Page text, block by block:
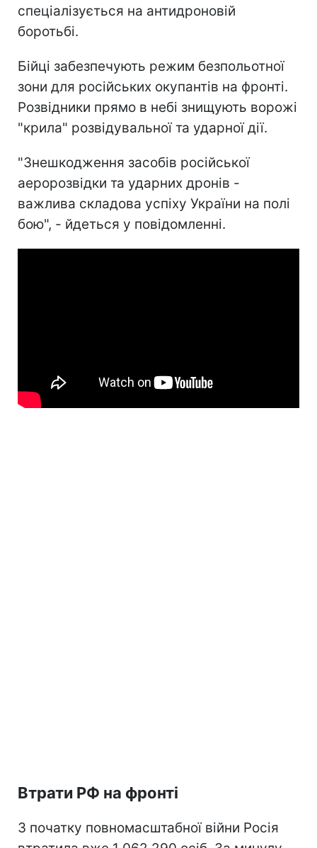
спеціалізується на антидроновій
боротьбі.
Бійці забезпечують режим безпольотної
зони для російських окупантів на фронті.
Розвідники прямо в небі знищують ворожі
"крила" розвідувальної та ударної дії.
"Знешкодження засобів російської
аеророзвідки та ударних дронів -
важлива складова успіху України на полі
бою", - йдеться у повідомленні.
Втрати РФ на фронті
З початку повномасштабної війни Росія